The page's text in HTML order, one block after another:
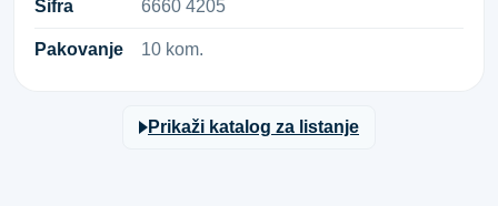
Šifra 6​6​6​0​ ​4​2​0​5​
Pakovanje 10 kom.
Prikaži katalog za listanje